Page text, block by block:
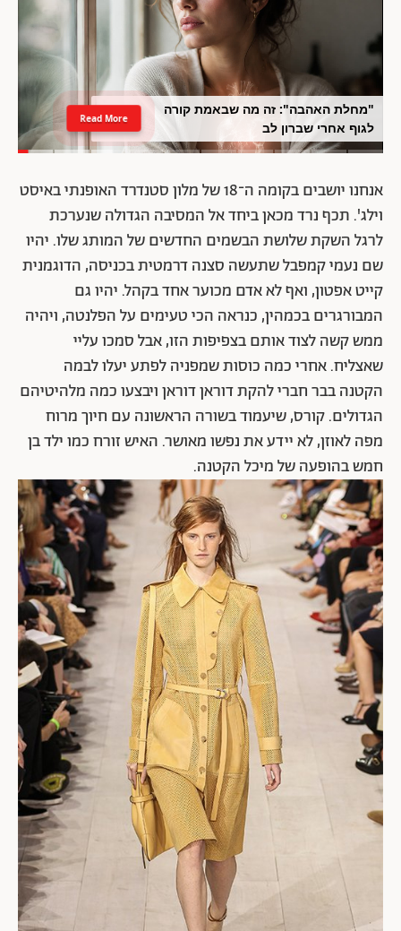
"מחלת האהבה": זה מה שבאמת קורה
לגוף אחרי שברון לב
Read More
אנחנו יושבים בקומה ה־18 של מלון סטנדרד האופנתי באיסט
וילג'. תכף נרד מכאן ביחד אל המסיבה הגדולה שנערכת
לרגל השקת שלושת הבשמים החדשים של המותג שלו. יהיו
שם נעמי קמפבל שתעשה סצנה דרמטית בכניסה, הדוגמנית
קייט אפטון, ואף לא אדם מכוער אחד בקהל. יהיו גם
המבורגרים בכמהין, כנראה הכי טעימים על הפלנטה, ויהיה
ממש קשה לצוד אותם בצפיפות הזו, אבל סמכו עליי
שאצליח. אחרי כמה כוסות שמפניה לפתע יעלו לבמה
הקטנה בבר חברי להקת דוראן דוראן ויבצעו כמה מלהיטיהם
הגדולים. קורס, שיעמוד בשורה הראשונה עם חיוך מרוח
מפה לאוזן, לא יידע את נפשו מאושר. האיש זורח כמו ילד בן
חמש בהופעה של מיכל הקטנה.